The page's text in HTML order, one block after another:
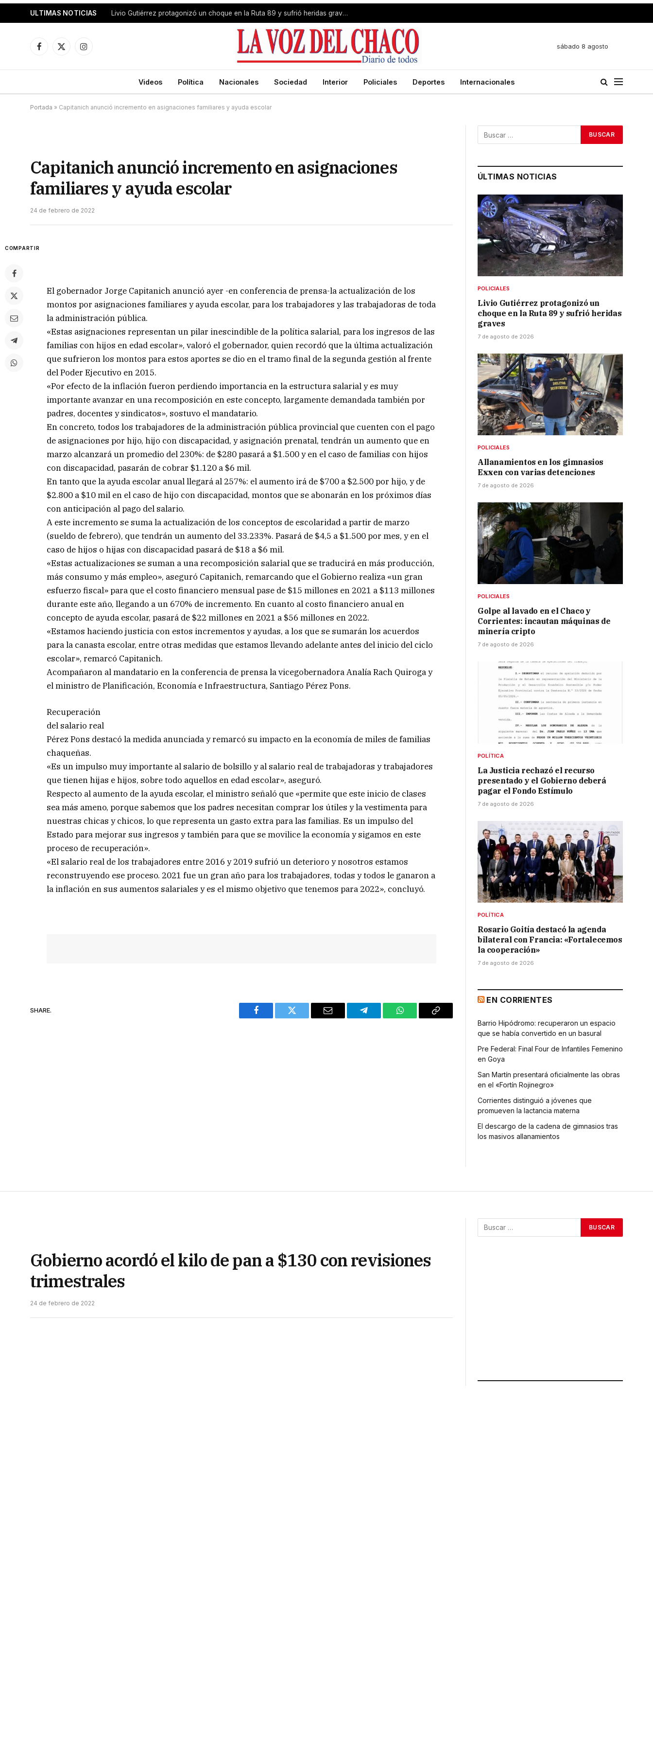
ULTIMAS NOTICIAS Livio Gutiérrez protagonizó un choque en la Ruta 89 y sufrió heridas graves
Facebook
X
Instagram
sábado 8 agosto
Videos Política Nacionales Sociedad Interior Policiales Deportes Internacionales
Portada » Capitanich anunció incremento en asignaciones familiares y ayuda escolar
Capitanich anunció incremento en asignaciones
familiares y ayuda escolar
24 de febrero de 2022
COMPARTIR
El gobernador Jorge Capitanich anunció ayer -en conferencia de prensa-la actualización de los
montos por asignaciones familiares y ayuda escolar, para los trabajadores y las trabajadoras de toda
la administración pública.
«Estas asignaciones representan un pilar inescindible de la política salarial, para los ingresos de las
familias con hijos en edad escolar», valoró el gobernador, quien recordó que la última actualización
que sufrieron los montos para estos aportes se dio en el tramo final de la segunda gestión al frente
del Poder Ejecutivo en 2015.
«Por efecto de la inflación fueron perdiendo importancia en la estructura salarial y es muy
importante avanzar en una recomposición en este concepto, largamente demandada también por
padres, docentes y sindicatos», sostuvo el mandatario.
En concreto, todos los trabajadores de la administración pública provincial que cuenten con el pago
de asignaciones por hijo, hijo con discapacidad, y asignación prenatal, tendrán un aumento que en
marzo alcanzará un promedio del 230%: de $280 pasará a $1.500 y en el caso de familias con hijos
con discapacidad, pasarán de cobrar $1.120 a $6 mil.
En tanto que la ayuda escolar anual llegará al 257%: el aumento irá de $700 a $2.500 por hijo, y de
$2.800 a $10 mil en el caso de hijo con discapacidad, montos que se abonarán en los próximos días
con anticipación al pago del salario.
A este incremento se suma la actualización de los conceptos de escolaridad a partir de marzo
(sueldo de febrero), que tendrán un aumento del 33.233%. Pasará de $4,5 a $1.500 por mes, y en el
caso de hijos o hijas con discapacidad pasará de $18 a $6 mil.
«Estas actualizaciones se suman a una recomposición salarial que se traducirá en más producción,
más consumo y más empleo», aseguró Capitanich, remarcando que el Gobierno realiza «un gran
esfuerzo fiscal» para que el costo financiero mensual pase de $15 millones en 2021 a $113 millones
durante este año, llegando a un 670% de incremento. En cuanto al costo financiero anual en
concepto de ayuda escolar, pasará de $22 millones en 2021 a $56 millones en 2022.
«Estamos haciendo justicia con estos incrementos y ayudas, a los que se sumarán los acuerdos
para la canasta escolar, entre otras medidas que estamos llevando adelante antes del inicio del ciclo
escolar», remarcó Capitanich.
Acompañaron al mandatario en la conferencia de prensa la vicegobernadora Analía Rach Quiroga y
el ministro de Planificación, Economía e Infraestructura, Santiago Pérez Pons.
Recuperación
del salario real
Pérez Pons destacó la medida anunciada y remarcó su impacto en la economía de miles de familias
chaqueñas.
«Es un impulso muy importante al salario de bolsillo y al salario real de trabajadoras y trabajadores
que tienen hijas e hijos, sobre todo aquellos en edad escolar», aseguró.
Respecto al aumento de la ayuda escolar, el ministro señaló que «permite que este inicio de clases
sea más ameno, porque sabemos que los padres necesitan comprar los útiles y la vestimenta para
nuestras chicas y chicos, lo que representa un gasto extra para las familias. Es un impulso del
Estado para mejorar sus ingresos y también para que se movilice la economía y sigamos en este
proceso de recuperación».
«El salario real de los trabajadores entre 2016 y 2019 sufrió un deterioro y nosotros estamos
reconstruyendo ese proceso. 2021 fue un gran año para los trabajadores, todas y todos le ganaron a
la inflación en sus aumentos salariales y es el mismo objetivo que tenemos para 2022», concluyó.
SHARE.
Facebook Twitter Email Telegram WhatsAppCopy
ÚLTIMAS NOTICIAS
POLICIALES
Livio Gutiérrez protagonizó un
choque en la Ruta 89 y sufrió heridas
graves
7 de agosto de 2026
POLICIALES
Allanamientos en los gimnasios
Exxen con varias detenciones
7 de agosto de 2026
POLICIALES
Golpe al lavado en el Chaco y
Corrientes: incautan máquinas de
minería cripto
7 de agosto de 2026
POLÍTICA
La Justicia rechazó el recurso
presentado y el Gobierno deberá
pagar el Fondo Estímulo
7 de agosto de 2026
POLÍTICA
Rosario Goitía destacó la agenda
bilateral con Francia: «Fortalecemos
la cooperación»
7 de agosto de 2026
EN CORRIENTES
Barrio Hipódromo: recuperaron un espacio
que se había convertido en un basural
Pre Federal: Final Four de Infantiles Femenino
en Goya
San Martín presentará oficialmente las obras
en el «Fortín Rojinegro»
Corrientes distinguió a jóvenes que
promueven la lactancia materna
El descargo de la cadena de gimnasios tras
los masivos allanamientos
Gobierno acordó el kilo de pan a $130 con revisiones
trimestrales
24 de febrero de 2022